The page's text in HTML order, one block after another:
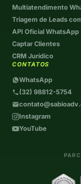
Multiatendimento
Triagem de Leads
API Oficial WhatsApp
Captar Clientes
CRM Jurídico
CONTATOS
WhatsApp
(32) 98812-5754
Instagram
YouTube